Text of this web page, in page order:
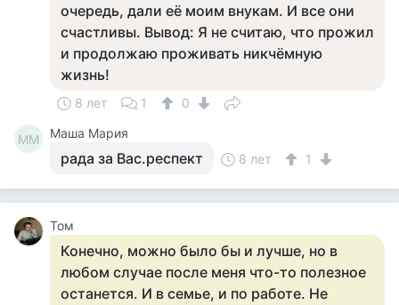
очередь, дали её моим внукам. И все они
счастливы. Вывод: Я не считаю, что прожил
и продолжаю проживать никчёмную
жизнь!
8 лет 1 0
ММ Маша Мария
рада за Вас.респект 8 лет 1
Том
Конечно, можно было бы и лучше, но в
любом случае после меня что-то полезное
останется. И в семье, и по работе. Не